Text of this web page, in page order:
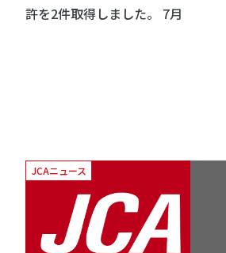
許を2件取得しました。 7月
JCAニュース